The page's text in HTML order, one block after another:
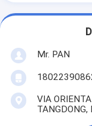
Mr. PAN
VIA